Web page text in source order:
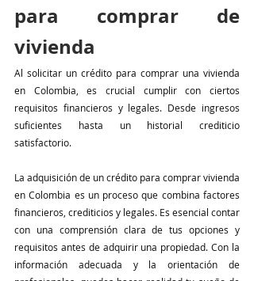
para comprar de
vivienda
Al solicitar un crédito para comprar una vivienda
en Colombia, es crucial cumplir con ciertos
requisitos financieros y legales. Desde ingresos
suficientes hasta un historial crediticio
satisfactorio.
La adquisición de un crédito para comprar vivienda
en Colombia es un proceso que combina factores
financieros, crediticios y legales. Es esencial contar
con una comprensión clara de tus opciones y
requisitos antes de adquirir una propiedad. Con la
información adecuada y la orientación de